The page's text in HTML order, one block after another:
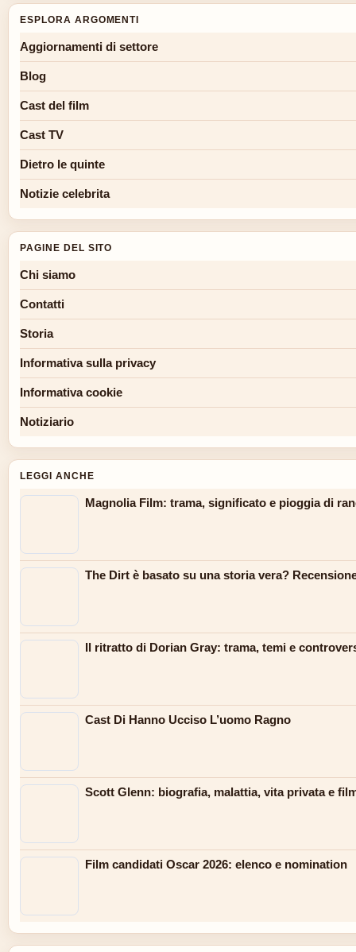
ESPLORA ARGOMENTI
Aggiornamenti di settore
Blog
Cast del film
Cast TV
Dietro le quinte
Notizie celebrita
PAGINE DEL SITO
Chi siamo
Contatti
Storia
Informativa sulla privacy
Informativa cookie
Notiziario
LEGGI ANCHE
Magnolia Film: trama, significato e pioggia di
The Dirt è basato su una storia vera?
Il ritratto di Dorian Gray: trama, temi e
Cast Di Hanno Ucciso L’uomo Ragno
Scott Glenn: biografia, malattia, vita privata e
Film candidati Oscar 2026: elenco e nomination